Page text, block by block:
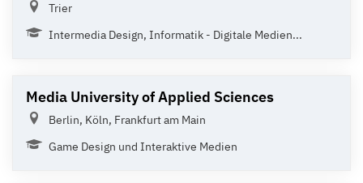
Trier
Intermedia Design, Informatik - Digitale Medien...
Media University of Applied Sciences
Berlin, Köln, Frankfurt am Main
Game Design und Interaktive Medien